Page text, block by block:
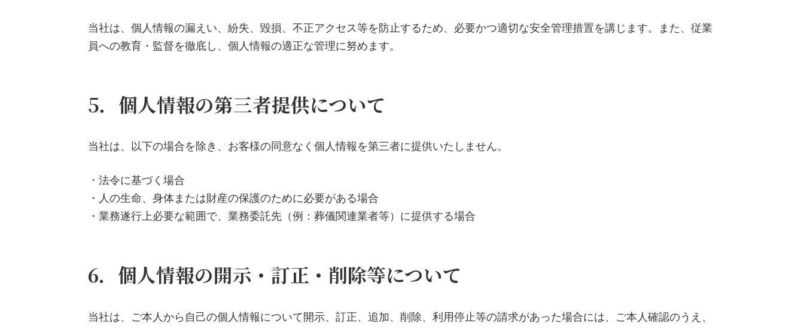
当社は、個人情報の漏えい、紛失、毀損、不正アクセス等を防止するため、必要かつ適切な安全管理措置を講じます。また、従業
員への教育・監督を徹底し、個人情報の適正な管理に努めます。
5．個人情報の第三者提供について
当社は、以下の場合を除き、お客様の同意なく個人情報を第三者に提供いたしません。
・法令に基づく場合
・人の生命、身体または財産の保護のために必要がある場合
・業務遂行上必要な範囲で、業務委託先（例：葬儀関連業者等）に提供する場合
6．個人情報の開示・訂正・削除等について
当社は、ご本人から自己の個人情報について開示、訂正、追加、削除、利用停止等の請求があった場合には、ご本人確認のうえ、